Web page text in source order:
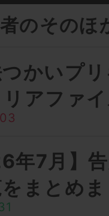
のそのほ
つかいプ
アファ
年7月】
まとめ